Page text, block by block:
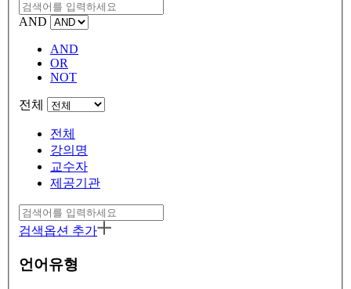
AND
AND
OR
NOT
전체
전체
강의명
교수자
제공기관
검색옵션 추가
언어유형